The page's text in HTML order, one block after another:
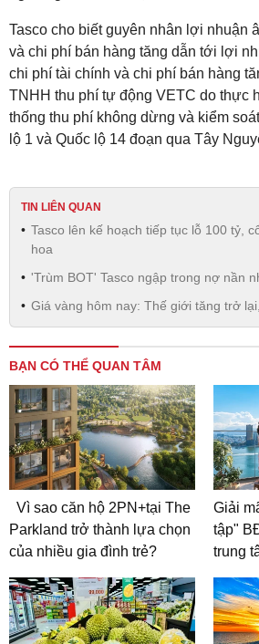
Tasco cho biết guyên nhân lợi nhuận
và chi phí bán hàng tăng dẫn tới lợi
chi phí tài chính và chi phí bán hàng
TNHH thu phí tự động VETC do thực
thống thu phí không dừng và kiểm
lộ 1 và Quốc lộ 14 đoạn qua Tây
TIN LIÊN QUAN
Tasco lên kế hoạch tiếp tục lỗ 100 tỷ,
hoa
'Trùm BOT' Tasco ngập trong nợ nần
Giá vàng hôm nay: Thế giới tăng trở
BẠN CÓ THỂ QUAN TÂM
Vì sao căn hộ 2PN+tại The
Parkland trở thành lựa chọn
của nhiều gia đình trẻ?
Giải
tập"
trung